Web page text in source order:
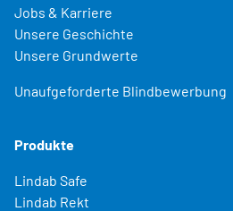
Jobs & Karriere
Unsere Geschichte
Unsere Grundwerte
Unaufgeforderte Blindbewerbung
Produkte
Lindab Safe
Lindab Rekt